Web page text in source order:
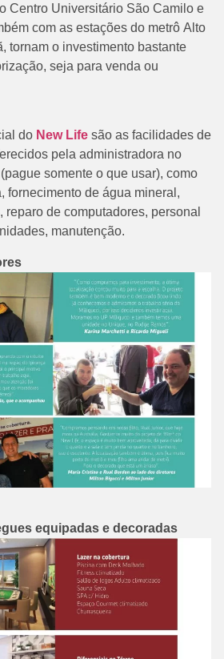
Centro Universitário São Camilo e
com as estações do metrô Alto
tornam o investimento bastante
seja para venda ou
do New Life são as facilidades de
pela administradora no
somente o que usar), como
fornecimento de água mineral,
de computadores, personal
manutenção.
equipadas e decoradas